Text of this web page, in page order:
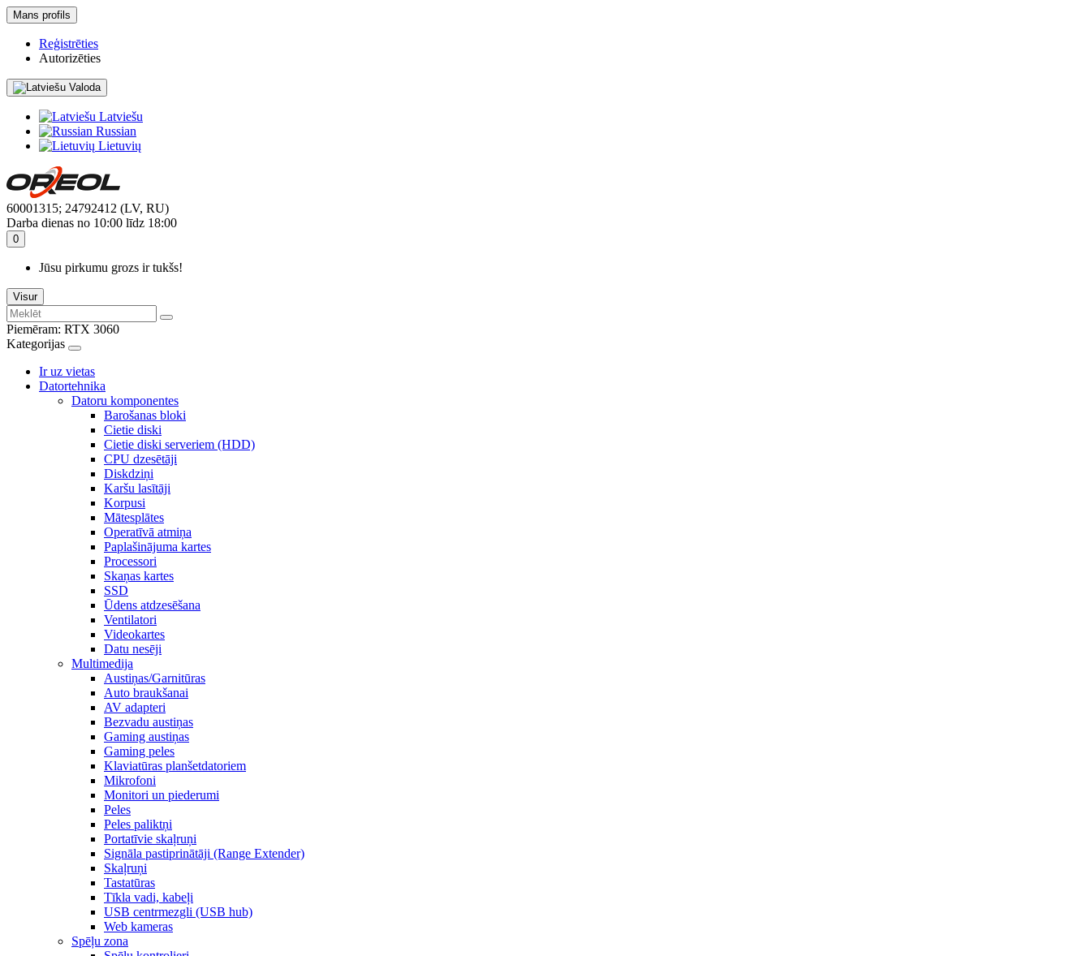
Mans profils
Reģistrēties
Autorizēties
Valoda
Latviešu
Russian
Lietuvių
60001315; 24792412 (LV, RU)
Darba dienas no 10:00 līdz 18:00
0
Jūsu pirkumu grozs ir tukšs!
Visur
Piemēram: RTX 3060
Kategorijas
Ir uz vietas
Datortehnika
Datoru komponentes
Barošanas bloki
Cietie diski
Cietie diski serveriem (HDD)
CPU dzesētāji
Diskdziņi
Karšu lasītāji
Korpusi
Mātesplātes
Operatīvā atmiņa
Paplašinājuma kartes
Processori
Skaņas kartes
SSD
Ūdens atdzesēšana
Ventilatori
Videokartes
Datu nesēji
Multimedija
Austiņas/Garnitūras
Auto braukšanai
AV adapteri
Bezvadu austiņas
Gaming austiņas
Gaming peles
Klaviatūras planšetdatoriem
Mikrofoni
Monitori un piederumi
Peles
Peles paliktņi
Portatīvie skaļruņi
Signāla pastiprinātāji (Range Extender)
Skaļruņi
Tastatūras
Tīkla vadi, kabeļi
USB centrmezgli (USB hub)
Web kameras
Spēļu zona